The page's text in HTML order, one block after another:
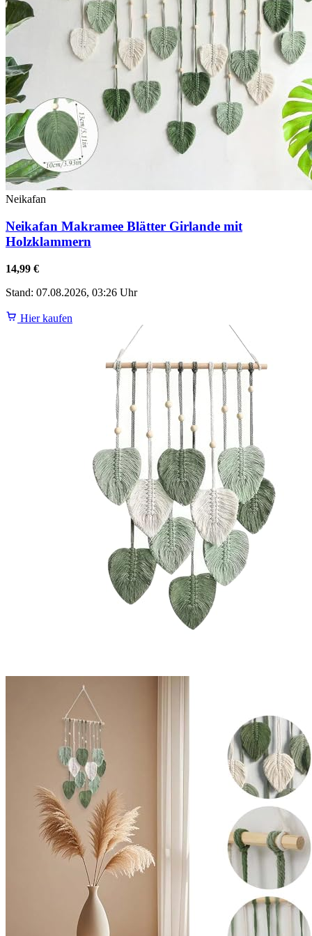
Neikafan
Neikafan Makramee Blätter Girlande mit
Holzklammern
14,99 €
Stand: 07.08.2026, 03:26 Uhr
Hier kaufen